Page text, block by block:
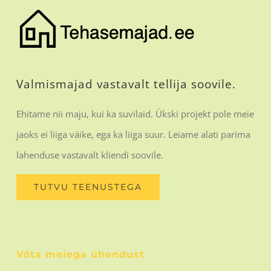
Valmismajad vastavalt tellija soovile.
Ehitame nii maju, kui ka suvilaid. Ükski projekt pole meie
jaoks ei liiga väike, ega ka liiga suur. Leiame alati parima
lahenduse vastavalt kliendi soovile.
TUTVU TEENUSTEGA
Võta meiega ühendust